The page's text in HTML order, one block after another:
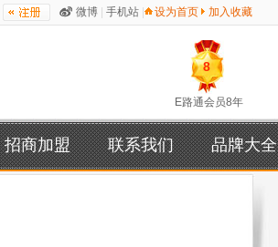
设为首页 加入收藏
手机站
微博
8
E路通会员8年
招商加盟 联系我们 品牌大全